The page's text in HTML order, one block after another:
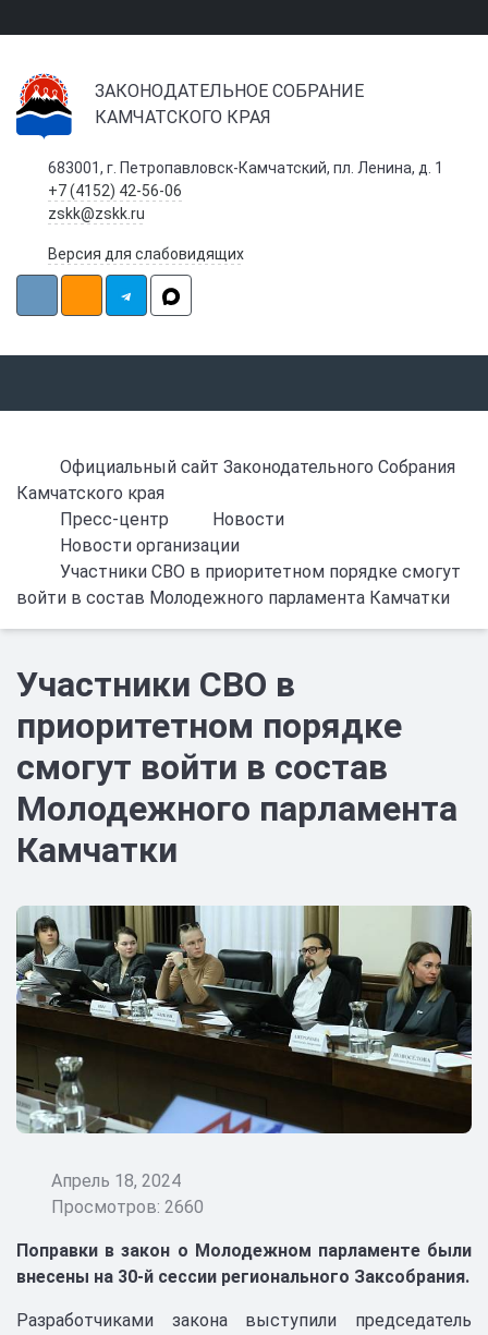
ЗАКОНОДАТЕЛЬНОЕ СОБРАНИЕ
КАМЧАТСКОГО КРАЯ
683001, г. Петропавловск-Камчатский, пл. Ленина, д. 1
+7 (4152) 42-56-06
zskk@zskk.ru
Версия для слабовидящих
Официальный сайт Законодательного Собрания
Камчатского края
Пресс-центр
Новости
Новости организации
Участники СВО в приоритетном порядке смогут
войти в состав Молодежного парламента Камчатки
Участники СВО в
приоритетном порядке
смогут войти в состав
Молодежного парламента
Камчатки
Апрель 18, 2024
Просмотров: 2660
Поправки в закон о Молодежном парламенте были
внесены на 30-й сессии регионального Заксобрания.
Разработчиками закона выступили председатель